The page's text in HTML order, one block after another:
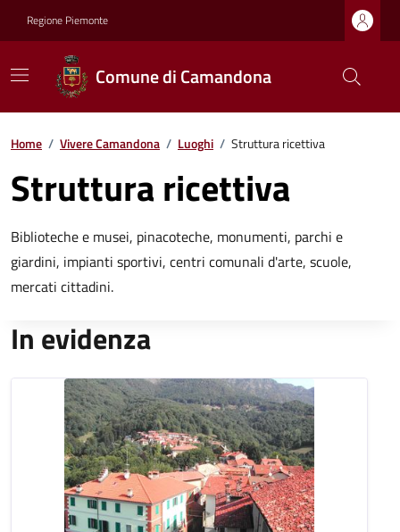
Regione Piemonte
Comune di Camandona
Home / Vivere Camandona / Luoghi / Struttura ricettiva
Struttura ricettiva
Biblioteche e musei, pinacoteche, monumenti, parchi e
giardini, impianti sportivi, centri comunali d'arte, scuole,
mercati cittadini.
In evidenza